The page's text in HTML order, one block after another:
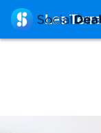
 Les